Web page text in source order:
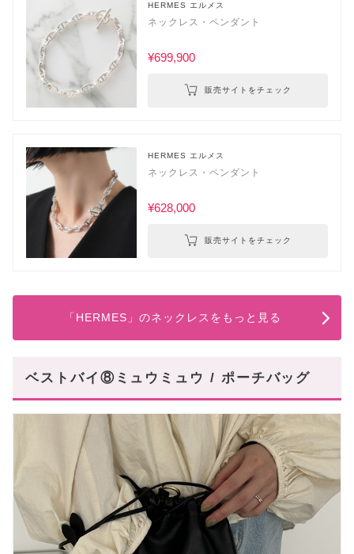
HERMES エルメス
ネックレス・ペンダント
¥699,900
販売サイトをチェック
HERMES エルメス
ネックレス・ペンダント
¥628,000
販売サイトをチェック
「HERMES」のネックレスをもっと見る
ベストバイ⑧ミュウミュウ / ポーチバッグ